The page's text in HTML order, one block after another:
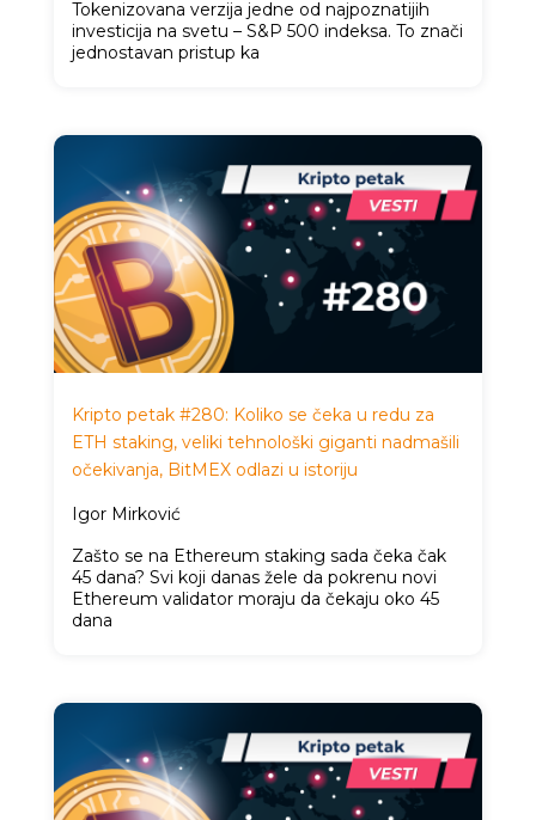
Tokenizovana verzija jedne od najpoznatijih
investicija na svetu – S&P 500 indeksa. To znači
jednostavan pristup ka
Kripto petak #280: Koliko se čeka u redu za
ETH staking, veliki tehnološki giganti nadmašili
očekivanja, BitMEX odlazi u istoriju
Igor Mirković
Zašto se na Ethereum staking sada čeka čak
45 dana? Svi koji danas žele da pokrenu novi
Ethereum validator moraju da čekaju oko 45
dana